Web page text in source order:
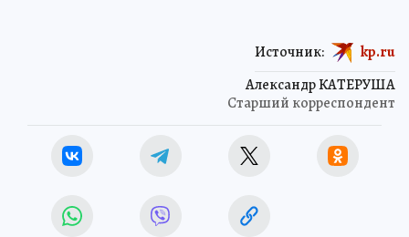
Александр КАТЕРУША
Старший корреспондент
Источник: kp.ru